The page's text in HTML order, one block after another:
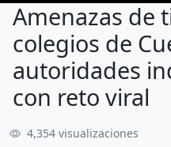
Amenazas de
colegios de
autoridades
con reto viral
4,354 visualizaciones